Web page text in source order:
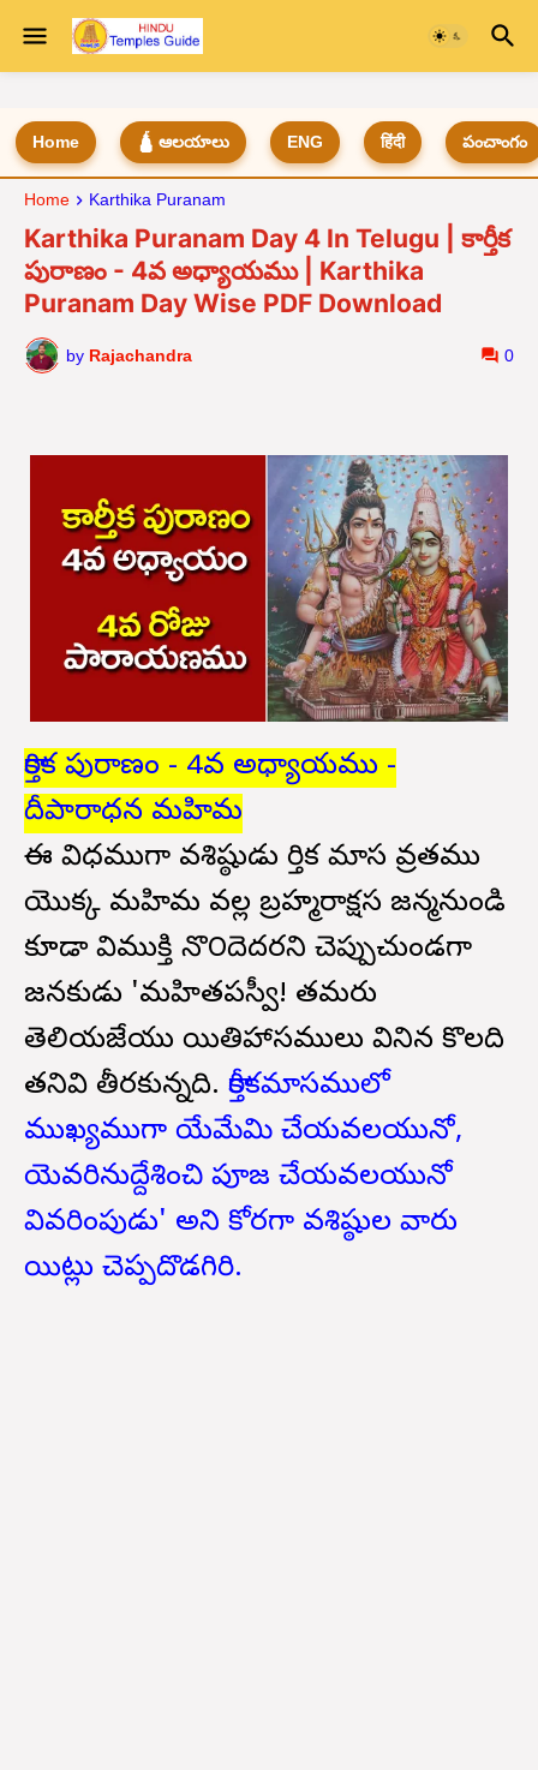
Home 🛕 ఆలయాలు ENG हिंदी పంచాంగం
Home Karthika Puranam
Karthika Puranam Day 4 In Telugu | కార్తీక
పురాణం - 4వ అధ్యాయము | Karthika
Puranam Day Wise PDF Download
by Rajachandra 0
కార్తిక పురాణం - 4వ అధ్యాయము -
దీపారాధన మహిమ
ఈ విధముగా వశిష్ఠుడు కార్తిక మాస వ్రతము
యొక్క మహిమ వల్ల బ్రహ్మరాక్షస జన్మనుండి
కూడా విముక్తి నొ౦దెదరని చెప్పుచుండగా
జనకుడు 'మహితపస్వీ! తమరు
తెలియజేయు యితిహాసములు వినిన కొలది
తనివి తీరకున్నది. కార్తీకమాసములో
ముఖ్యముగా యేమేమి చేయవలయునో,
యెవరినుద్దేశించి పూజ చేయవలయునో
వివరింపుడు' అని కోరగా వశిష్ఠుల వారు
యిట్లు చెప్పదొడగిరి.